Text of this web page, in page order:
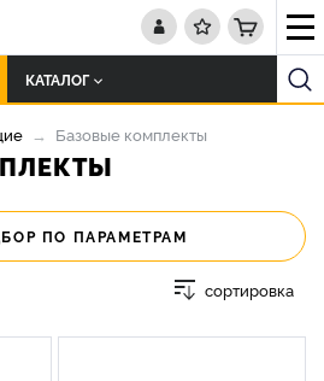
КАТАЛОГ
Базовые комплекты
ПО ПАРАМЕТРАМ
сортировка